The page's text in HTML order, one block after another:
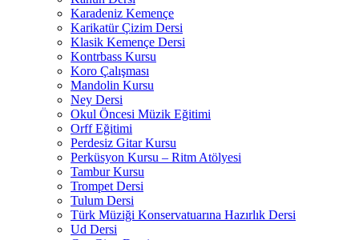
Karadeniz Kemençe
Karikatür Çizim Dersi
Klasik Kemençe Dersi
Kontrbass Kursu
Koro Çalışması
Mandolin Kursu
Ney Dersi
Okul Öncesi Müzik Eğitimi
Orff Eğitimi
Perdesiz Gitar Kursu
Perküsyon Kursu – Ritm Atölyesi
Tambur Kursu
Trompet Dersi
Tulum Dersi
Türk Müziği Konservatuarına Hazırlık Dersi
Ud Dersi